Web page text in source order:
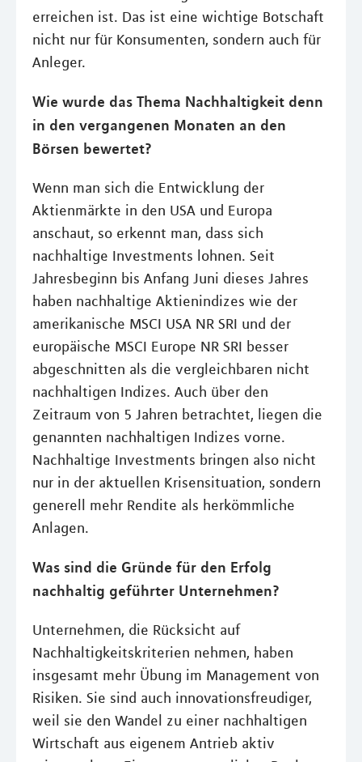
erreichen ist. Das ist eine wichtige Botschaft
nicht nur für Konsumenten, sondern auch für
Anleger.
Wie wurde das Thema Nachhaltigkeit denn
in den vergangenen Monaten an den
Börsen bewertet?
Wenn man sich die Entwicklung der
Aktienmärkte in den USA und Europa
anschaut, so erkennt man, dass sich
nachhaltige Investments lohnen. Seit
Jahresbeginn bis Anfang Juni dieses Jahres
haben nachhaltige Aktienindizes wie der
amerikanische MSCI USA NR SRI und der
europäische MSCI Europe NR SRI besser
abgeschnitten als die vergleichbaren nicht
nachhaltigen Indizes. Auch über den
Zeitraum von 5 Jahren betrachtet, liegen die
genannten nachhaltigen Indizes vorne.
Nachhaltige Investments bringen also nicht
nur in der aktuellen Krisensituation, sondern
generell mehr Rendite als herkömmliche
Anlagen.
Was sind die Gründe für den Erfolg
nachhaltig geführter Unternehmen?
Unternehmen, die Rücksicht auf
Nachhaltigkeitskriterien nehmen, haben
insgesamt mehr Übung im Management von
Risiken. Sie sind auch innovationsfreudiger,
weil sie den Wandel zu einer nachhaltigen
Wirtschaft aus eigenem Antrieb aktiv